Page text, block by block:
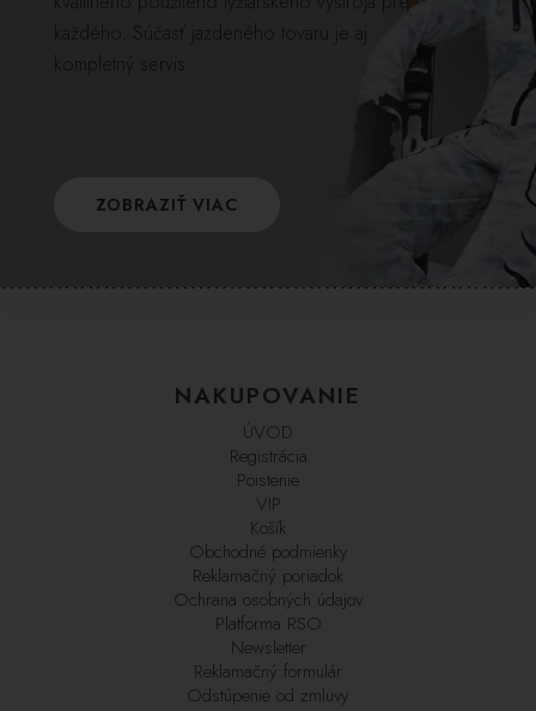
každého. Súčasť jazdeného tovaru je aj
kompletný servis.
ZOBRAZIŤ VIAC
NAKUPOVANIE
ÚVOD
Registrácia
Poistenie
VIP
Košík
Obchodné podmienky
Reklamačný poriadok
Ochrana osobných údajov
Platforma RSO
Newsletter
Reklamačný formulár
Odstúpenie od zmluvy